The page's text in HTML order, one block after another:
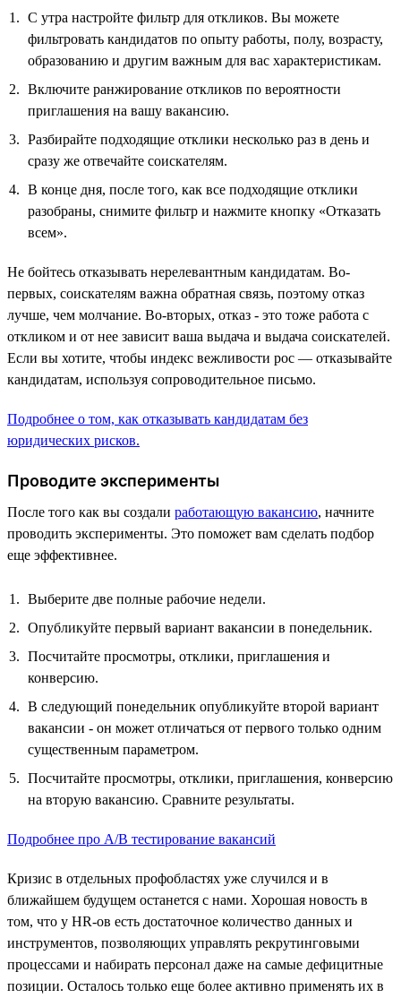
С утра настройте фильтр для откликов. Вы можете
фильтровать кандидатов по опыту работы, полу, возрасту,
образованию и другим важным для вас характеристикам.
Включите ранжирование откликов по вероятности
приглашения на вашу вакансию.
Разбирайте подходящие отклики несколько раз в день и
сразу же отвечайте соискателям.
В конце дня, после того, как все подходящие отклики
разобраны, снимите фильтр и нажмите кнопку «Отказать
всем».
Не бойтесь отказывать нерелевантным кандидатам. Во-
первых, соискателям важна обратная связь, поэтому отказ
лучше, чем молчание. Во-вторых, отказ - это тоже работа с
откликом и от нее зависит ваша выдача и выдача соискателей.
Если вы хотите, чтобы индекс вежливости рос — отказывайте
кандидатам, используя сопроводительное письмо.
Подробнее о том, как отказывать кандидатам без
юридических рисков.
Проводите эксперименты
После того как вы создали работающую вакансию, начните
проводить эксперименты. Это поможет вам сделать подбор
еще эффективнее.
Выберите две полные рабочие недели.
Опубликуйте первый вариант вакансии в понедельник.
Посчитайте просмотры, отклики, приглашения и
конверсию.
В следующий понедельник опубликуйте второй вариант
вакансии - он может отличаться от первого только одним
существенным параметром.
Посчитайте просмотры, отклики, приглашения, конверсию
на вторую вакансию. Сравните результаты.
Подробнее про А/B тестирование вакансий
Кризис в отдельных профобластях уже случился и в
ближайшем будущем останется с нами. Хорошая новость в
том, что у HR-ов есть достаточное количество данных и
инструментов, позволяющих управлять рекрутинговыми
процессами и набирать персонал даже на самые дефицитные
позиции. Осталось только еще более активно применять их в